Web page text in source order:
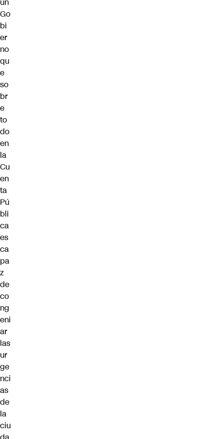
Go
bi
er
no
qu
e
so
br
e
to
do
en
la
Cu
en
ta
Pú
bli
ca
es
ca
pa
z
de
co
ng
eni
ar
las
ur
ge
nci
as
de
la
ciu